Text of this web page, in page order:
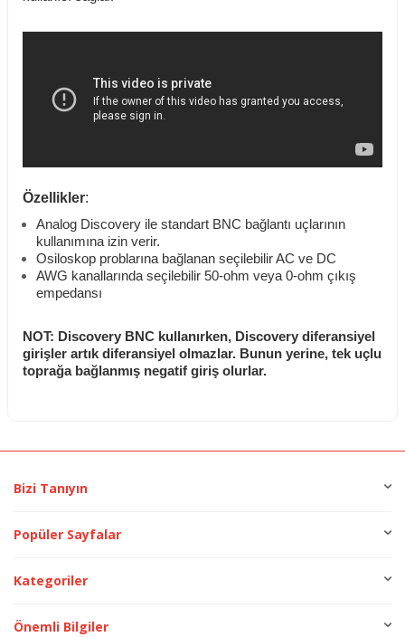
Özellikler:
Analog Discovery ile standart BNC bağlantı uçlarının
kullanımına izin verir.
Osiloskop problarına bağlanan seçilebilir AC ve DC
AWG kanallarında seçilebilir 50-ohm veya 0-ohm çıkış
empedansı
NOT: Discovery BNC kullanırken, Discovery diferansiyel
girişler artık diferansiyel olmazlar. Bunun yerine, tek uçlu
toprağa bağlanmış negatif giriş olurlar.
Bizi Tanıyın
Popüler Sayfalar
Kategoriler
Önemli Bilgiler